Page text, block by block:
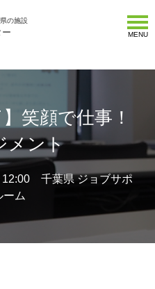
の施設
MENU
笑顔で仕事！
メント
12:00 千葉県 ジョブサポ
ム